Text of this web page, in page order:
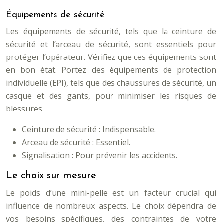
Équipements de sécurité
Les équipements de sécurité, tels que la ceinture de
sécurité et l’arceau de sécurité, sont essentiels pour
protéger l’opérateur. Vérifiez que ces équipements sont
en bon état. Portez des équipements de protection
individuelle (EPI), tels que des chaussures de sécurité, un
casque et des gants, pour minimiser les risques de
blessures.
Ceinture de sécurité : Indispensable.
Arceau de sécurité : Essentiel.
Signalisation : Pour prévenir les accidents.
Le choix sur mesure
Le poids d’une mini-pelle est un facteur crucial qui
influence de nombreux aspects. Le choix dépendra de
vos besoins spécifiques, des contraintes de votre